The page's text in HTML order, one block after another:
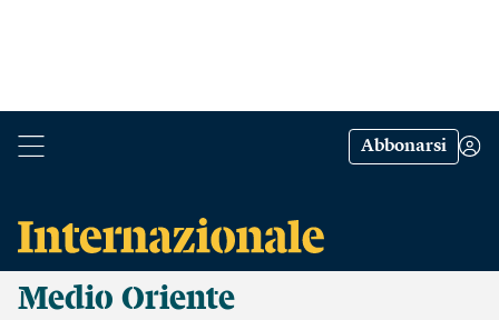
Abbonarsi
Medio Oriente